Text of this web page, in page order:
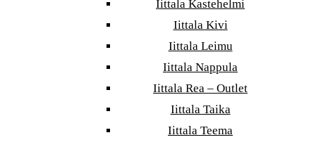
Iittala Kastehelmi
Iittala Kivi
Iittala Leimu
Iittala Nappula
Iittala Rea – Outlet
Iittala Taika
Iittala Teema